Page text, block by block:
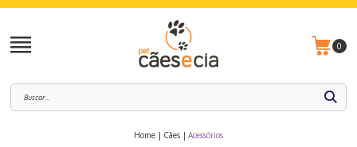
0
Home Cães Acessórios